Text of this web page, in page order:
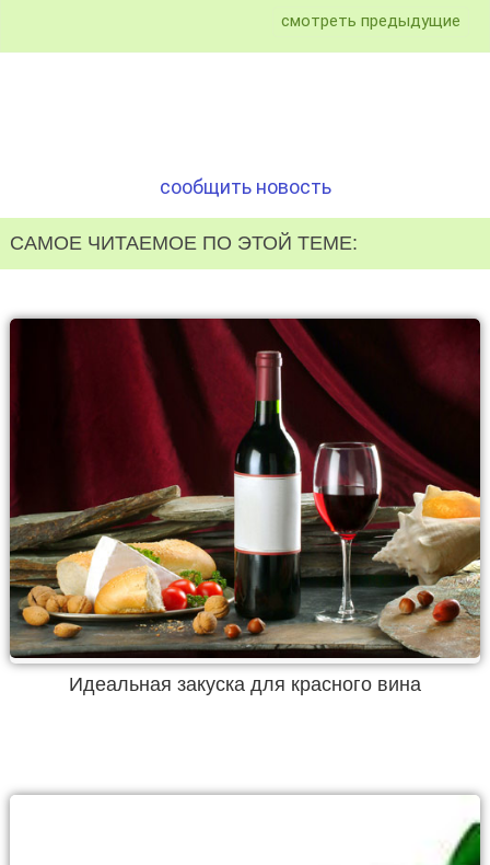
смотреть предыдущие
сообщить новость
САМОЕ ЧИТАЕМОЕ ПО ЭТОЙ ТЕМЕ:
Идеальная закуска для красного вина